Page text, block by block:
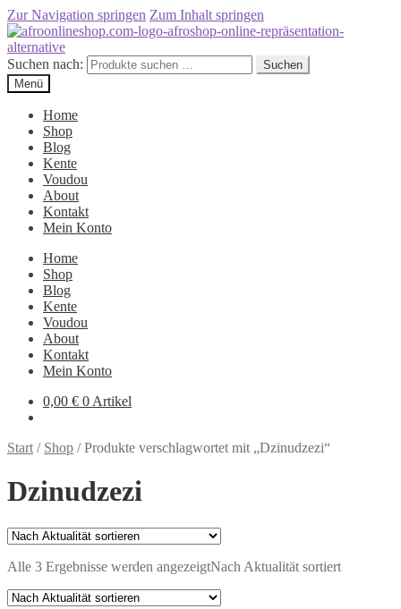
Zur Navigation springen Zum Inhalt springen
Suchen nach:
Suchen
Menü
Home
Shop
Blog
Kente
Voudou
About
Kontakt
Mein Konto
Home
Shop
Blog
Kente
Voudou
About
Kontakt
Mein Konto
0,00 € 0 Artikel
Start / Shop /Produkte verschlagwortet mit „Dzinudzezi“
Dzinudzezi
Alle 3 Ergebnisse werden angezeigtNach Aktualität sortiert